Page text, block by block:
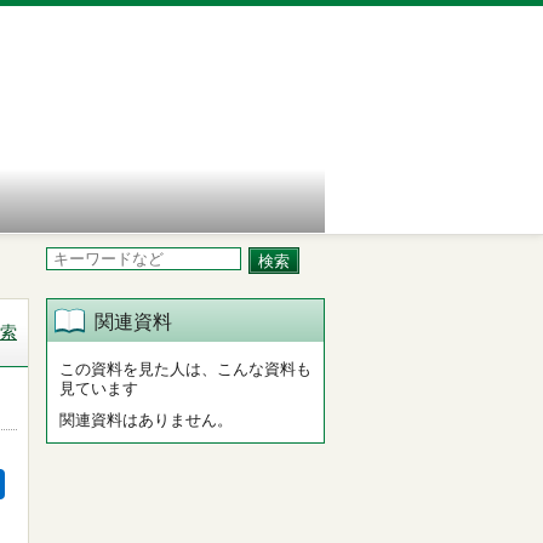
関連資料
この資料を見た人は、こんな資料も
見ています
関連資料はありません。